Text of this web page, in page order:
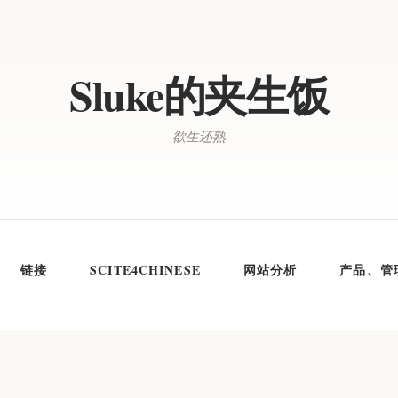
Sluke的夹生饭
欲生还熟
链接 SCITE4CHINESE 网站分析 产品、管